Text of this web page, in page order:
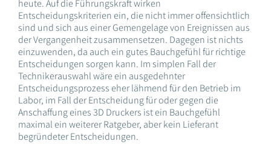
heute. Auf die Führungskraft wirken
Entscheidungskriterien ein, die nicht immer offensichtlich
sind und sich aus einer Gemengelage von Ereignissen aus
der Vergangenheit zusammensetzen. Dagegen ist nichts
einzuwenden, da auch ein gutes Bauchgefühl für richtige
Entscheidungen sorgen kann. Im simplen Fall der
Technikerauswahl wäre ein ausgedehnter
Entscheidungsprozess eher lähmend für den Betrieb im
Labor, im Fall der Entscheidung für oder gegen die
Anschaffung eines 3D Druckers ist ein Bauchgefühl
maximal ein weiterer Ratgeber, aber kein Lieferant
begründeter Entscheidungen.